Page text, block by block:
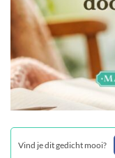
Vind je dit gedicht mooi?